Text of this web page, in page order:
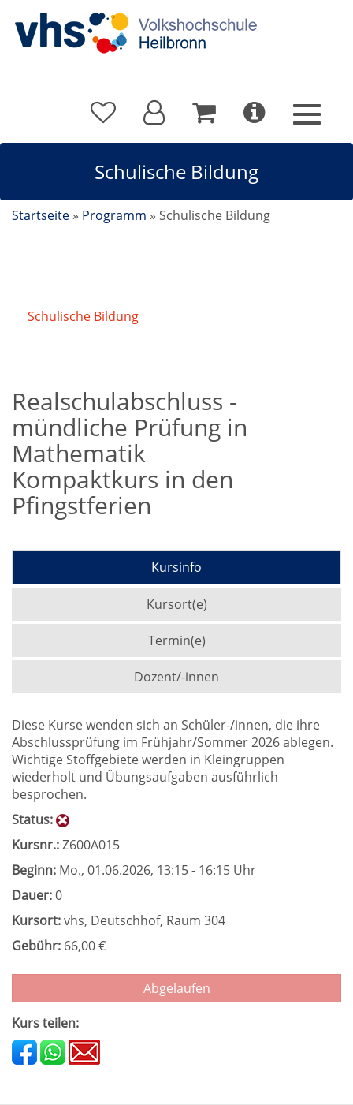
Schulische Bildung
Startseite » Programm » Schulische Bildung
Schulische Bildung
Realschulabschluss -
mündliche Prüfung in
Mathematik
Kompaktkurs in den
Pfingstferien
Kursinfo
Kursort(e)
Termin(e)
Dozent/-innen
Diese Kurse wenden sich an Schüler-/innen, die ihre
Abschlussprüfung im Frühjahr/Sommer 2026 ablegen.
Wichtige Stoffgebiete werden in Kleingruppen
wiederholt und Übungsaufgaben ausführlich
besprochen.
Status:
Kursnr.:Z600A015
Beginn: Mo., 01.06.2026, 13:15 - 16:15 Uhr
Dauer:0
Kursort:vhs, Deutschhof, Raum 304
Gebühr: 66,00 €
Abgelaufen
Kurs teilen: